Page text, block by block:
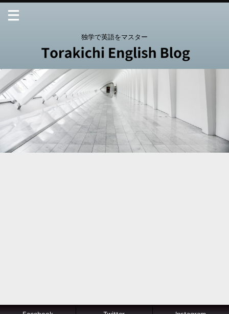
独学で英語をマスター